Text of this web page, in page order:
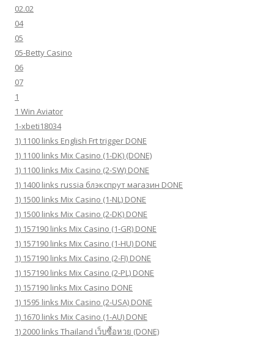
02.02
04
05
05-Betty Casino
06
07
1
1 Win Aviator
1-xbeti18034
1) 1100 links English Frt trigger DONE
1) 1100 links Mix Casino (1-DK) (DONE)
1) 1100 links Mix Casino (2-SW) DONE
1) 1400 links russia блэкспрут магазин DONE
1) 1500 links Mix Casino (1-NL) DONE
1) 1500 links Mix Casino (2-DK) DONE
1) 157190 links Mix Casino (1-GR) DONE
1) 157190 links Mix Casino (1-HU) DONE
1) 157190 links Mix Casino (2-FI) DONE
1) 157190 links Mix Casino (2-PL) DONE
1) 157190 links Mix Casino DONE
1) 1595 links Mix Casino (2-USA) DONE
1) 1670 links Mix Casino (1-AU) DONE
1) 2000 links Thailand เว็บซื้อหวย (DONE)